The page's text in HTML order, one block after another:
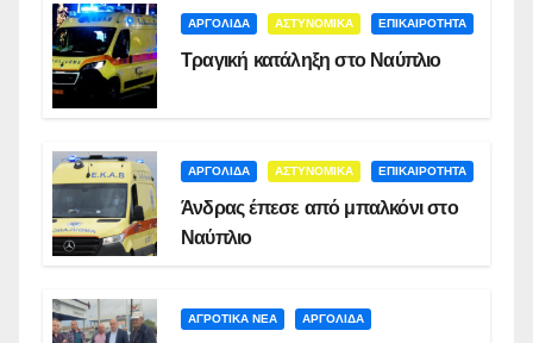
ΑΡΓΟΛΙΔΑ ΑΣΤΥΝΟΜΙΚΑ ΕΠΙΚΑΙΡΟΤΗΤΑ
Τραγική κατάληξη στο Ναύπλιο
ΑΡΓΟΛΙΔΑ ΑΣΤΥΝΟΜΙΚΑ ΕΠΙΚΑΙΡΟΤΗΤΑ
Άνδρας έπεσε από μπαλκόνι στο
Ναύπλιο
ΑΓΡΟΤΙΚΑ ΝΕΑ ΑΡΓΟΛΙΔΑ